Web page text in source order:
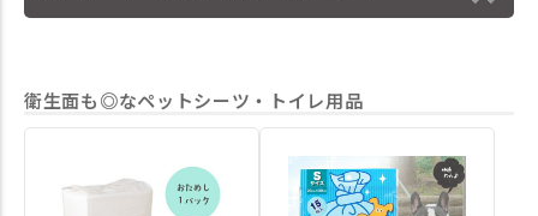
衛生面も◎なペットシーツ・トイレ用品